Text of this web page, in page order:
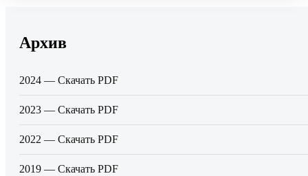
Архив
2024 — Скачать PDF
2023 — Скачать PDF
2022 — Скачать PDF
2019 — Скачать PDF